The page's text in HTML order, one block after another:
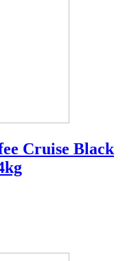
Cruise Black